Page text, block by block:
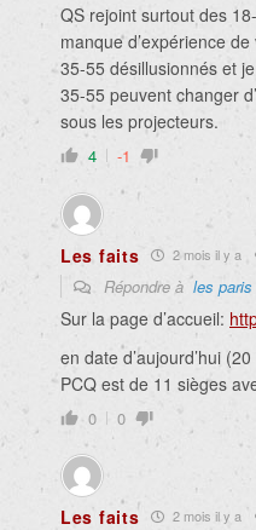
QS rejoint surtout des
manque d’expérience
35-55 désillusionnés et
35-55 peuvent changer
sous les projecteurs.
4 -1
Les faits 2 mois il y a
Répondre àles
Sur la page d’accueil:
en date d’aujourd’hui
PCQ est de 11 sièges
0 0
Les faits 2 mois il y a